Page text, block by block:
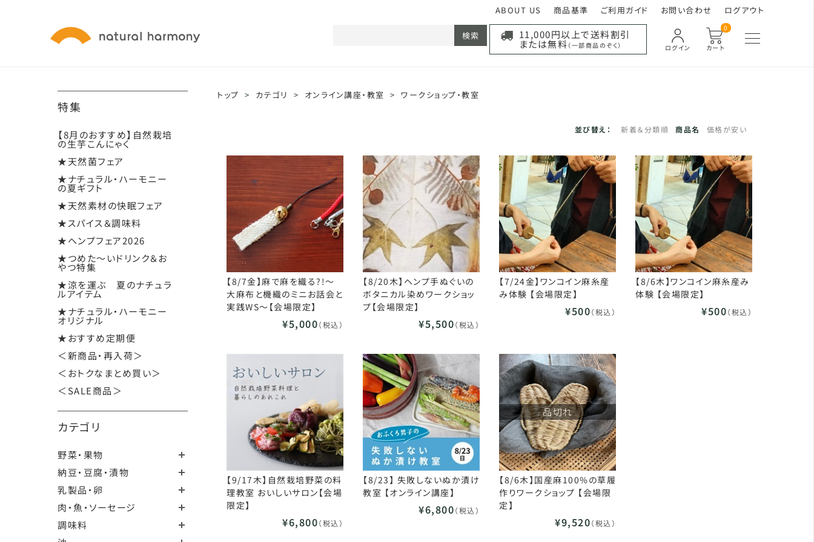
ABOUT US 商品基準 ご利用ガイド お問い合わせ ログアウト
カート
0
ログイン
11,000円以上で送料割引
または無料 （一部商品のぞく）
検索
特集
【8月のおすすめ】自然栽培
の生芋こんにゃく
★天然菌フェア
★ナチュラル・ハーモニー
の夏ギフト
★天然素材の快眠フェア
★スパイス＆調味料
★ヘンプフェア2026
★つめた～いドリンク＆お
やつ特集
★涼を運ぶ 夏のナチュラ
ルアイテム
★ナチュラル・ハーモニー
オリジナル
★おすすめ定期便
＜新商品・再入荷＞
＜おトクなまとめ買い＞
＜SALE商品＞
カテゴリ
野菜・果物
納豆・豆腐・漬物
乳製品・卵
肉・魚・ソーセージ
調味料
トップ > カテゴリ > オンライン講座・教室 > ワークショップ・教室
並び替え： 新着＆分類順 商品名 価格が安い
【8/7金】麻で麻を織る?!～
大麻布と機織のミニお話会と
実践WS～【会場限定】
¥5,000（税込）
【8/20木】ヘンプ手ぬぐいの
ボタニカル染めワークショッ
プ【会場限定】
¥5,500（税込）
【7/24金】ワンコイン麻糸産
み体験 【会場限定】
¥500（税込）
【8/6木】ワンコイン麻糸産み
体験 【会場限定】
¥500（税込）
【9/17木】自然栽培野菜の料
理教室 おいしいサロン【会場
限定】
¥6,800（税込）
【8/23】 失敗しないぬか漬け
教室 【オンライン講座】
¥6,800（税込）
品切れ
【8/6木】国産麻100%の草履
作りワークショップ 【会場限
定】
¥9,520（税込）